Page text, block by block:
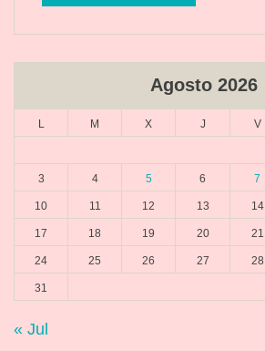
Agosto 2026
L M X J V
3 4 5 6 7
10 11 12 13 14
17 18 19 20 21
24 25 26 27 28
31
« Jul